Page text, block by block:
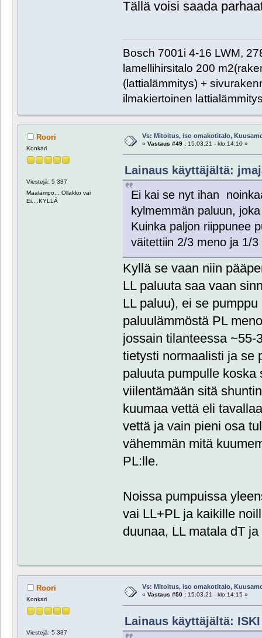
Tällä voisi saada
Bosch 7001i 4-16 LWM,
lamellihirsitalo 200
(lattialämmitys) +
ilmakiertoinen
Roori
Konkari
Viestejä: 5 337
Maalämpo... Ollakko vai
Ei....KYLLÄ
Vs: Mitoitus, iso omakotitalo,
« Vastaus #49 :15.03.21 - klo:14:10 »
Lainaus käyttäjältä:
Ei kai se nyt ihan
kylmemmän paluun,
Kuinka paljon riippunee
väitettiin 2/3 meno ja 1/3
Kyllä se vaan niin
LL paluuta saa vaan
LL paluu), ei se
paluulämmöstä PL
jossain tilanteessa ~55-
tietysti normaalisti ja se
paluuta pumpulle
viilentämään sitä
kuumaa vettä eli
vettä ja vain pieni osa
vähemmän mitä
PL:lle.
Noissa pumpuissa
vai LL+PL ja kaikille
duunaa, LL matala dT
Roori
Konkari
Viestejä: 5 337
Vs: Mitoitus, iso omakotitalo,
« Vastaus #50 :15.03.21 - klo:14:15 »
Lainaus käyttäjältä: